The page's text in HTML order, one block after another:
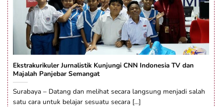
Ekstrakurikuler Jurnalistik Kunjungi CNN Indonesia TV dan
Majalah Panjebar Semangat
Surabaya – Datang dan melihat secara langsung menjadi salah
satu cara untuk belajar sesuatu secara [...]